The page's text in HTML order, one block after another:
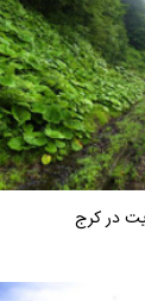
در کرج